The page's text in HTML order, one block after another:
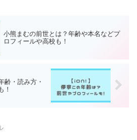
小熊まむの前世とは？年齢や本名などプ
ロフィールや高校も！
齢・読み方・
！